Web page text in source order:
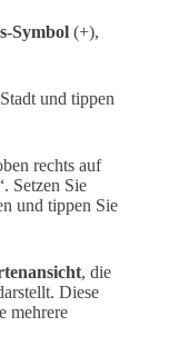
Symbol (+),
und tippen
rechts auf
Setzen Sie
und tippen Sie
, die
Diese
mehrere